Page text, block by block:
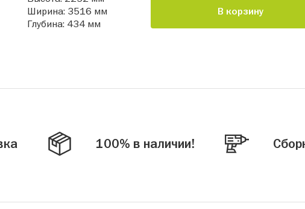
Ширина: 3516 мм
Глубина: 434 мм
В корзину
100% в наличии!